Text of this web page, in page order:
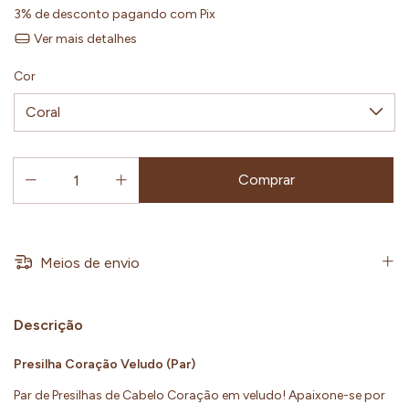
3% de desconto pagando com Pix
Ver mais detalhes
Cor
Meios de envio
Descrição
Presilha Coração Veludo (Par)
Par de Presilhas de Cabelo Coração em veludo! Apaixone-se por